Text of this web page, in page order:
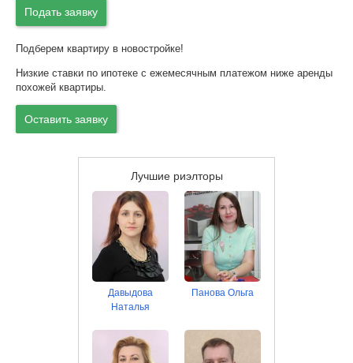
Подать заявку
Подберем квартиру в новостройке!
Низкие ставки по ипотеке с ежемесячным платежом ниже аренды
похожей квартиры.
Оставить заявку
Лучшие риэлторы
Давыдова
Наталья
Панова Ольга